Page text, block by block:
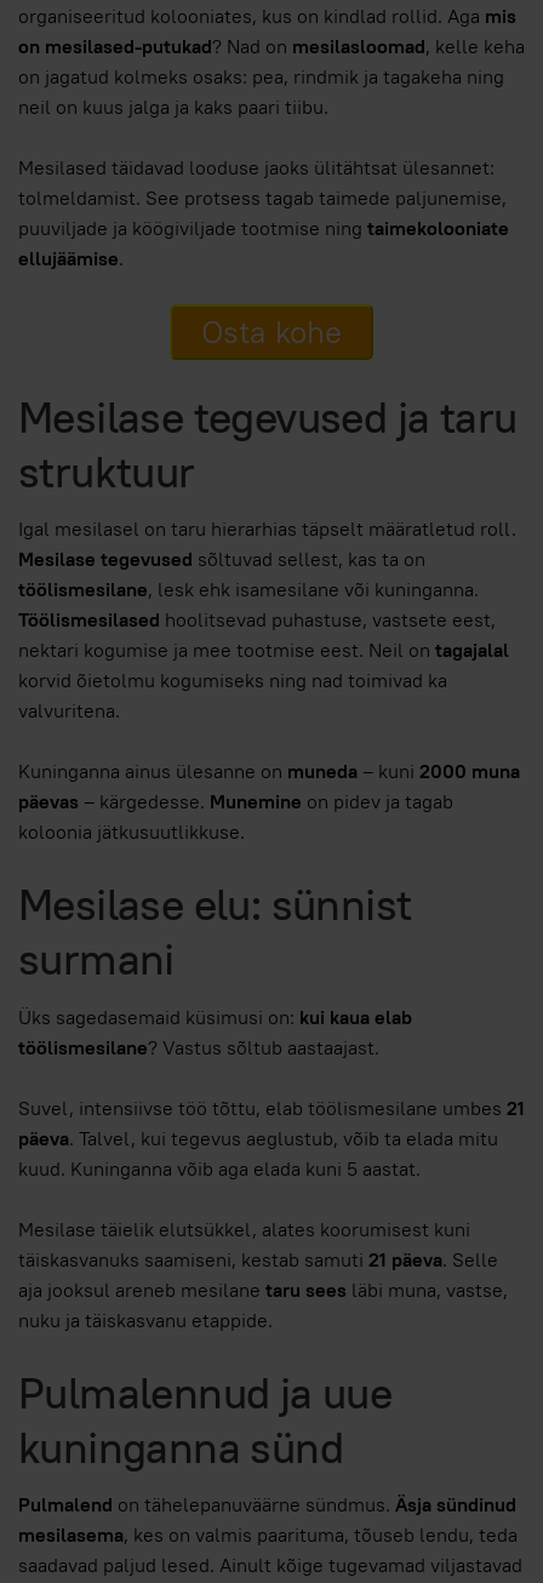
organiseeritud kolooniates, kus on kindlad rollid. Aga mis
on mesilased-putukad? Nad on mesilasloomad, kelle keha
on jagatud kolmeks osaks: pea, rindmik ja tagakeha ning
neil on kuus jalga ja kaks paari tiibu.
Mesilased täidavad looduse jaoks ülitähtsat ülesannet:
tolmeldamist. See protsess tagab taimede paljunemise,
puuviljade ja köögiviljade tootmise ning taimekolooniate
ellujäämise.
Osta kohe
Mesilase tegevused ja taru
struktuur
Igal mesilasel on taru hierarhias täpselt määratletud roll.
Mesilase tegevused sõltuvad sellest, kas ta on
töölismesilane, lesk ehk isamesilane või kuninganna.
Töölismesilased hoolitsevad puhastuse, vastsete eest,
nektari kogumise ja mee tootmise eest. Neil on tagajalal
korvid õietolmu kogumiseks ning nad toimivad ka
valvuritena.
Kuninganna ainus ülesanne on muneda – kuni 2000 muna
päevas – kärgedesse. Munemine on pidev ja tagab
koloonia jätkusuutlikkuse.
Mesilase elu: sünnist
surmani
Üks sagedasemaid küsimusi on: kui kaua elab
töölismesilane? Vastus sõltub aastaajast.
Suvel, intensiivse töö tõttu, elab töölismesilane umbes 21
päeva. Talvel, kui tegevus aeglustub, võib ta elada mitu
kuud. Kuninganna võib aga elada kuni 5 aastat.
Mesilase täielik elutsükkel, alates koorumisest kuni
täiskasvanuks saamiseni, kestab samuti 21 päeva. Selle
aja jooksul areneb mesilane taru sees läbi muna, vastse,
nuku ja täiskasvanu etappide.
Pulmalennud ja uue
kuninganna sünd
Pulmalend on tähelepanuväärne sündmus. Äsja sündinud
mesilasema, kes on valmis paarituma, tõuseb lendu, teda
saadavad paljud lesed. Ainult kõige tugevamad viljastavad